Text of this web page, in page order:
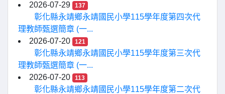
2026-07-29
137
彰化縣永靖鄉永靖國民小學115學年度第四次代
理教師甄選簡章 (一...
2026-07-20
121
彰化縣永靖鄉永靖國民小學115學年度第三次代
理教師甄選簡章 (一...
2026-07-20
113
彰化縣永靖鄉永靖國民小學115學年度第二次代